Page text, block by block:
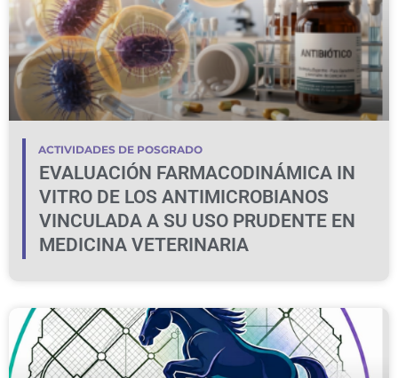
ACTIVIDADES DE POSGRADO
EVALUACIÓN FARMACODINÁMICA IN
VITRO DE LOS ANTIMICROBIANOS
VINCULADA A SU USO PRUDENTE EN
MEDICINA VETERINARIA